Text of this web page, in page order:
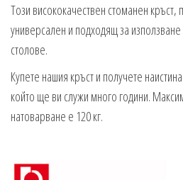
Този висококачествен стоманен
универсален и подходящ за
столове.
Купете нашия кръст и получете
който ще ви служи много години.
натоварване е 120 кг.